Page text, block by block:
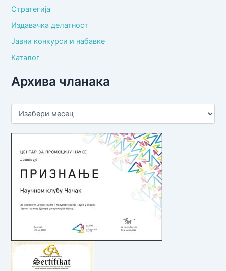
Стратегија
Издавачка делатност
Јавни конкурси и набавке
Каталог
Архива чланака
А